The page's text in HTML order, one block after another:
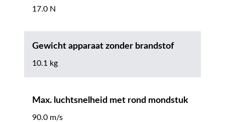
17.0 N
Gewicht apparaat zonder brandstof
10.1 kg
Max. luchtsnelheid met rond mondstuk
90.0 m/s